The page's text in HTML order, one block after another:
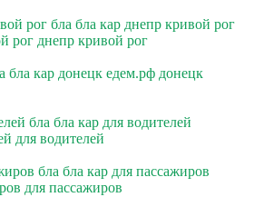
рог бла бла кар днепр кривой рог
рог днепр кривой рог
бла кар донецк едем.рф донецк
бла бла кар для водителей
для водителей
бла бла кар для пассажиров
для пассажиров